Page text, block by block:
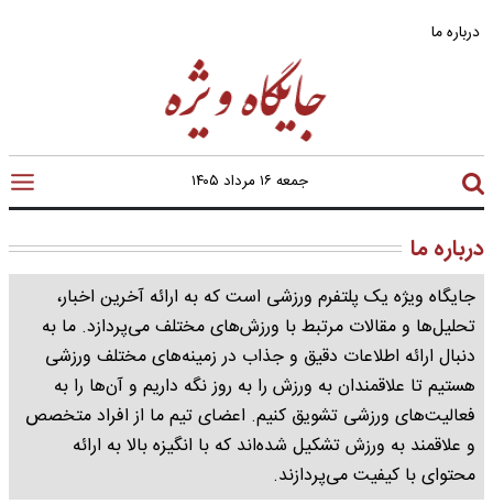
درباره ما
جمعه ۱۶ مرداد ۱۴۰۵
درباره ما
جایگاه ویژه یک پلتفرم ورزشی است که به ارائه آخرین اخبار،
تحلیل‌ها و مقالات مرتبط با ورزش‌های مختلف می‌پردازد. ما به
دنبال ارائه اطلاعات دقیق و جذاب در زمینه‌های مختلف ورزشی
هستیم تا علاقمندان به ورزش را به روز نگه داریم و آن‌ها را به
فعالیت‌های ورزشی تشویق کنیم. اعضای تیم ما از افراد متخصص
و علاقمند به ورزش تشکیل شده‌اند که با انگیزه بالا به ارائه
محتوای با کیفیت می‌پردازند.